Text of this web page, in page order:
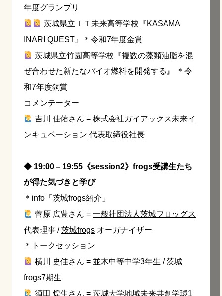
年度グランプリ
茨城県立ＩＴ未来高等学校 『KASAMA
INARI QUEST』＊令和7年度金賞
茨城県立竹園高等学校 『複数の藻類油脂を混
ぜ合わせた新たなバイオ燃料を開発する』 ＊令
和7年度銅賞
コメンテーター
吉川 佳佑さん =株式会社ガイアックス未来イ
ンキュベーション 代表取締役社長
◆ 19:00 – 19:55《session2》frogs受講生たち
が得た気づきと学び
＊info「茨城frogs紹介」
菅原 広豊さん =一般社団法人茨城フロッグス
代表理事 /茨城frogs オーガナイザー
＊トークセッション
横川 史佳さん = 並木中等中学3年生 /茨城
frogs7期生
須田 煌生さん =茨城大学地域未来共創学環1